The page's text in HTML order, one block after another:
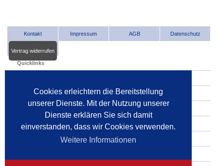
Cookies erleichtern die Bereitstellung
unserer Dienste. Mit der Nutzung unserer
Dienste erklären Sie sich damit
einverstanden, dass wir Cookies verwenden.
Weitere Informationen
Kontakt Impressum AGB Datenschutz
Vertrag widerrufen
Quicklinks
INDat.extra
Dienstleister im Internet